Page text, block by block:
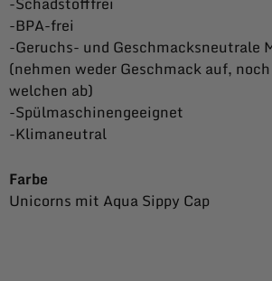
-BPA-frei
-Geruchs- und Geschmacksneutrale
(nehmen weder Geschmack auf,
welchen ab)
-Spülmaschinengeeignet
-Klimaneutral
Farbe
Unicorns mit Aqua Sippy Cap